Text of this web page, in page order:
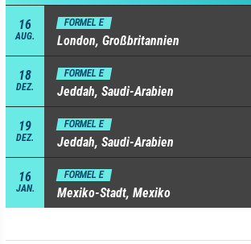
16
AUG.
FORMEL E
London, Großbritannien
18
DEZ.
FORMEL E
Jeddah, Saudi-Arabien
19
DEZ.
FORMEL E
Jeddah, Saudi-Arabien
16
JAN.
FORMEL E
Mexiko-Stadt, Mexiko